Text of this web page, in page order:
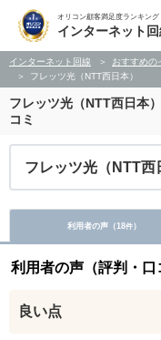
オリコン顧客満足度ランキング
インターネット
インターネット回線
おすすめの
フレッツ光（NTT西日本）
フレッツ光（NTT西日本）
コミ
フレッツ光（NTT西
利用者の声（18件）
利用者の声（評判・口
良い点